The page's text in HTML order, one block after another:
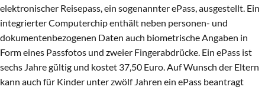
elektronischer Reisepass, ein sogenannter ePass, ausgestellt. Ein
integrierter Computerchip enthält neben personen- und
dokumentenbezogenen Daten auch biometrische Angaben in
Form eines Passfotos und zweier Fingerabdrücke. Ein ePass ist
sechs Jahre gültig und kostet 37,50 Euro. Auf Wunsch der Eltern
kann auch für Kinder unter zwölf Jahren ein ePass beantragt